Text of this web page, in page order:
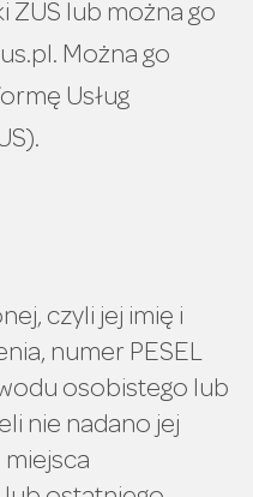
ZUS lub można go
Można go
Usług
czyli jej imię i
numer PESEL
osobistego lub
nie nadano jej
miejsca